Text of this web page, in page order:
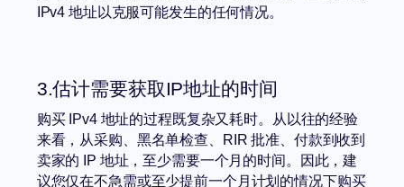
IPv4 地址以克服可能发生的任何情况。
3.估计需要获取IP地址的时间
购买 IPv4 地址的过程既复杂又耗时。从以往的经验
来看，从采购、黑名单检查、RIR 批准、付款到收到
卖家的 IP 地址，至少需要一个月的时间。因此，建
议您仅在不急需或至少提前一个月计划的情况下购买